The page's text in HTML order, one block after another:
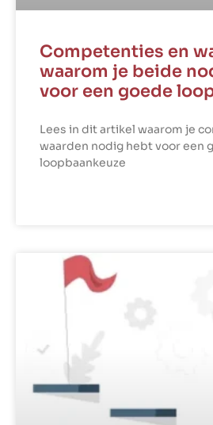
Competenties en
waarom je beide
voor een goede
Lees in dit artikel waarom je
waarden nodig hebt voor een
loopbaankeuze